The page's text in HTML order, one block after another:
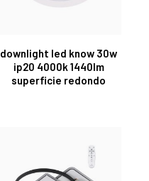
downlight led know 30w
ip20 4000k 1440lm
superficie redondo